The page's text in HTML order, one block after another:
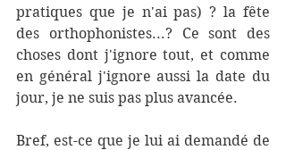
pratiques que je n'ai pas) ? la fête
des orthophonistes...? Ce sont des
choses dont j'ignore tout, et comme
en général j'ignore aussi la date du
jour, je ne suis pas plus avancée.
Bref, est-ce que je lui ai demandé de